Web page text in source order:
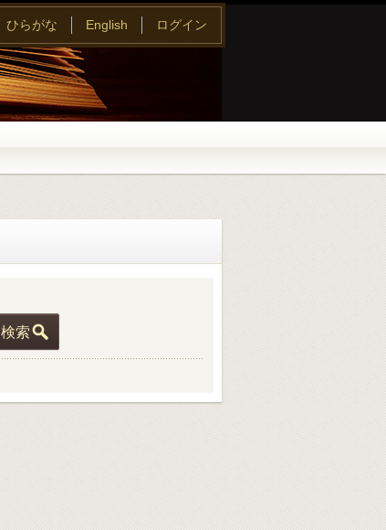
ひらがな English ログイン
検索